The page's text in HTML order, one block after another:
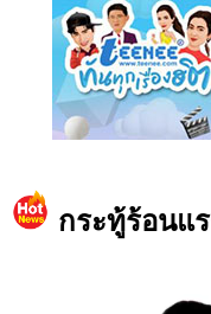
กระทู้ร้อนแ